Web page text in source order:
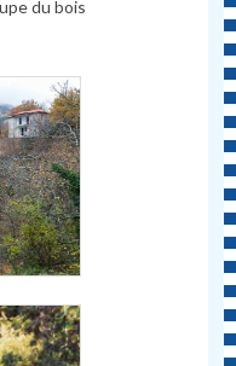
du bois